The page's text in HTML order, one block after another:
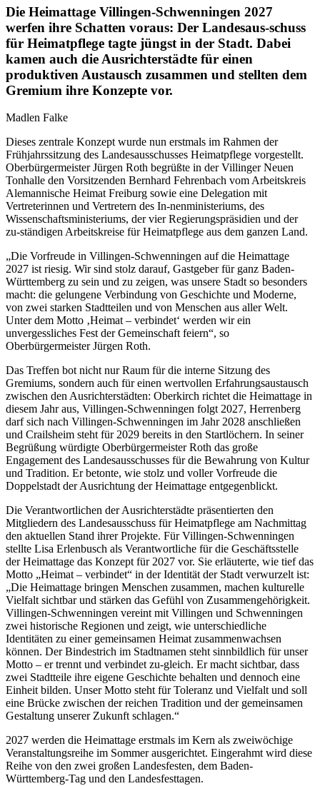
Die Heimattage Villingen-Schwenningen 2027
werfen ihre Schatten voraus: Der Landesaus-schuss
für Heimatpflege tagte jüngst in der Stadt. Dabei
kamen auch die Ausrichterstädte für einen
produktiven Austausch zusammen und stellten dem
Gremium ihre Konzepte vor.
Madlen Falke
Dieses zentrale Konzept wurde nun erstmals im Rahmen der
Frühjahrssitzung des Landesausschusses Heimatpflege vorgestellt.
Oberbürgermeister Jürgen Roth begrüßte in der Villinger Neuen
Tonhalle den Vorsitzenden Bernhard Fehrenbach vom Arbeitskreis
Alemannische Heimat Freiburg sowie eine Delegation mit
Vertreterinnen und Vertretern des In-nenministeriums, des
Wissenschaftsministeriums, der vier Regierungspräsidien und der
zu-ständigen Arbeitskreise für Heimatpflege aus dem ganzen Land.
„Die Vorfreude in Villingen-Schwenningen auf die Heimattage
2027 ist riesig. Wir sind stolz darauf, Gastgeber für ganz Baden-
Württemberg zu sein und zu zeigen, was unsere Stadt so besonders
macht: die gelungene Verbindung von Geschichte und Moderne,
von zwei starken Stadtteilen und von Menschen aus aller Welt.
Unter dem Motto ‚Heimat – verbindet‘ werden wir ein
unvergessliches Fest der Gemeinschaft feiern“, so
Oberbürgermeister Jürgen Roth.
Das Treffen bot nicht nur Raum für die interne Sitzung des
Gremiums, sondern auch für einen wertvollen Erfahrungsaustausch
zwischen den Ausrichterstädten: Oberkirch richtet die Heimattage in
diesem Jahr aus, Villingen-Schwenningen folgt 2027, Herrenberg
darf sich nach Villingen-Schwenningen im Jahr 2028 anschließen
und Crailsheim steht für 2029 bereits in den Startlöchern. In seiner
Begrüßung würdigte Oberbürgermeister Roth das große
Engagement des Landesausschusses für die Bewahrung von Kultur
und Tradition. Er betonte, wie stolz und voller Vorfreude die
Doppelstadt der Ausrichtung der Heimattage entgegenblickt.
Die Verantwortlichen der Ausrichterstädte präsentierten den
Mitgliedern des Landesausschuss für Heimatpflege am Nachmittag
den aktuellen Stand ihrer Projekte. Für Villingen-Schwenningen
stellte Lisa Erlenbusch als Verantwortliche für die Geschäftsstelle
der Heimattage das Konzept für 2027 vor. Sie erläuterte, wie tief das
Motto „Heimat – verbindet“ in der Identität der Stadt verwurzelt ist:
„Die Heimattage bringen Menschen zusammen, machen kulturelle
Vielfalt sichtbar und stärken das Gefühl von Zusammengehörigkeit.
Villingen-Schwenningen vereint mit Villingen und Schwenningen
zwei historische Regionen und zeigt, wie unterschiedliche
Identitäten zu einer gemeinsamen Heimat zusammenwachsen
können. Der Bindestrich im Stadtnamen steht sinnbildlich für unser
Motto – er trennt und verbindet zu-gleich. Er macht sichtbar, dass
zwei Stadtteile ihre eigene Geschichte behalten und dennoch eine
Einheit bilden. Unser Motto steht für Toleranz und Vielfalt und soll
eine Brücke zwischen der reichen Tradition und der gemeinsamen
Gestaltung unserer Zukunft schlagen.“
2027 werden die Heimattage erstmals im Kern als zweiwöchige
Veranstaltungsreihe im Sommer ausgerichtet. Eingerahmt wird diese
Reihe von den zwei großen Landesfesten, dem Baden-
Württemberg-Tag und den Landesfesttagen.